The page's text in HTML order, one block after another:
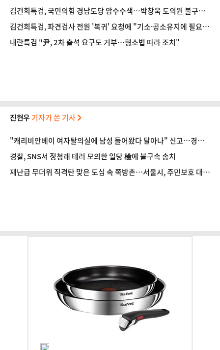
김건희특검, 국민의힘 경남도당 압수수색…박창욱 도의원 불구속
기소 (종합)
김건희특검, 파견검사 전원 '복귀' 요청에 "기소·공소유지에 필요"
(종합)
내란특검 "尹, 2차 출석 요구도 거부…형소법 따라 조치"
진현우 기자가 쓴 기사
"캐리비안베이 여자탈의실에 남성 들어왔다 달아나" 신고…경찰,
행적 추적 중
경찰, SNS서 정청래 테러 모의한 일당 檢에 불구속 송치
재난급 무더위 직격탄 맞은 도심 속 쪽방촌…서울시, 주민보호 대책